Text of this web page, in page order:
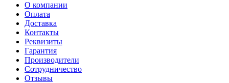
О компании
Оплата
Доставка
Контакты
Реквизиты
Гарантия
Производители
Сотрудничество
Отзывы